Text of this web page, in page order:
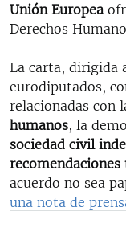
Unión Europea
Derechos
La carta, dirigida
eurodiputados,
relacionadas con
humanos, la
sociedad civil
recomendaciones
acuerdo no sea
una nota de